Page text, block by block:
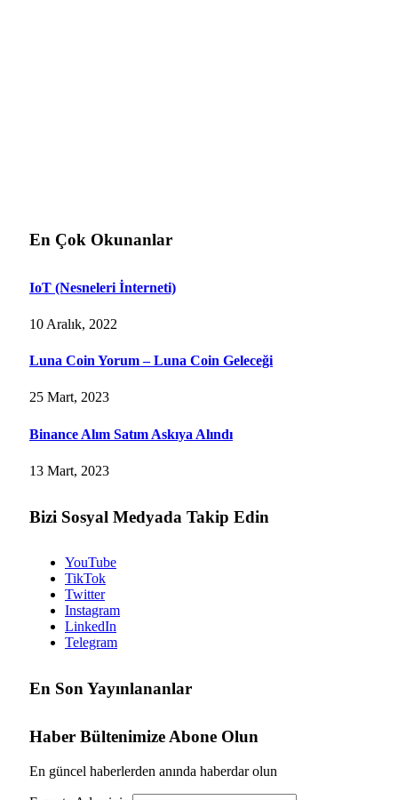
En Çok Okunanlar
IoT (Nesneleri İnterneti)
10 Aralık, 2022
Luna Coin Yorum – Luna Coin Geleceği
25 Mart, 2023
Binance Alım Satım Askıya Alındı
13 Mart, 2023
Bizi Sosyal Medyada Takip Edin
YouTube
TikTok
Twitter
Instagram
LinkedIn
Telegram
En Son Yayınlananlar
Haber Bültenimize Abone Olun
En güncel haberlerden anında haberdar olun